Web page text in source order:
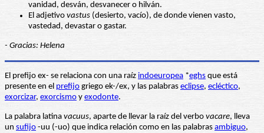
vanidad, desván, desvanecer o hilván.
El adjetivo vastus (desierto, vacío), de donde vienen vasto,
vastedad, devastar o gastar.
- Gracias: Helena
El prefijo ex- se relaciona con una raíz indoeuropea *eghs que está
presente en el prefijo griego ek-/ex, y las palabras eclipse, ecléctico,
exorcizar, exorcismo y exodonte.
La palabra latina vacuus, aparte de llevar la raíz del verbo vacare, lleva
un sufijo -uu (-uo) que indica relación como en las palabras ambiguo,